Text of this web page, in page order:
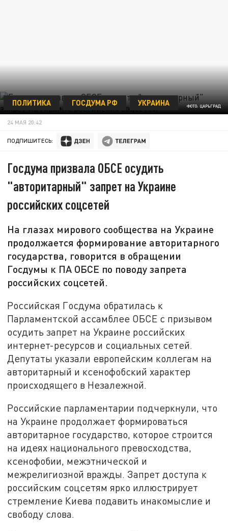
ФОТО: ЦАРЬГРАД
ПОЛИТИКА ГОСДУМА РФ УКРАИНА
24 МАЯ 20:42
ПОДПИШИТЕСЬ:
Госдума призвала ОБСЕ осудить
"авторитарный" запрет на Украине
российских соцсетей
На глазах мирового сообщества на Украине
продолжается формирование авторитарного
государства, говорится в обращении
Госдумы к ПА ОБСЕ по поводу запрета
российских соцсетей.
Российская Госдума обратилась к
Парламентской ассамблее ОБСЕ с призывом
осудить запрет на Украине российских
интернет-ресурсов и социальных сетей.
Депутаты указали европейским коллегам на
авторитарный и ксенофобский характер
происходящего в Незалежной.
Российские парламентарии подчеркнули, что
на Украине продолжает формироваться
авторитарное государство, которое строится
на идеях национального превосходства,
ксенофобии, межэтнической и
межрелигиозной вражды. Запрет доступа к
российским соцсетям ярко иллюстрирует
стремление Киева подавить инакомыслие и
свободу слова.